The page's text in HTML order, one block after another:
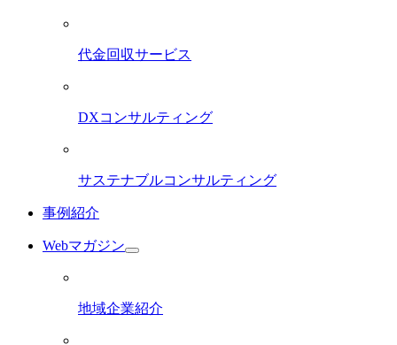
代金回収サービス
DXコンサルティング
サステナブルコンサルティング
事例紹介
Webマガジン
地域企業紹介